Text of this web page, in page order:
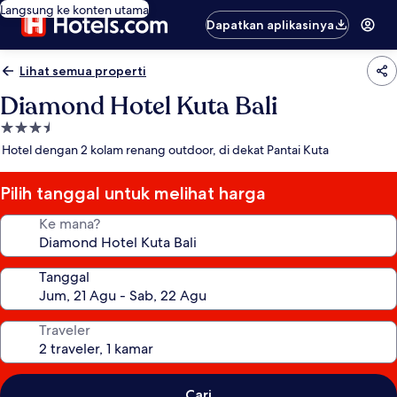
Langsung ke konten utama
Dapatkan aplikasinya
Lihat semua properti
Diamond Hotel Kuta Bali
Properti
bintang
Hotel dengan 2 kolam renang outdoor, di dekat Pantai Kuta
Pilih tanggal untuk melihat harga
Ke mana?
Tanggal
Traveler